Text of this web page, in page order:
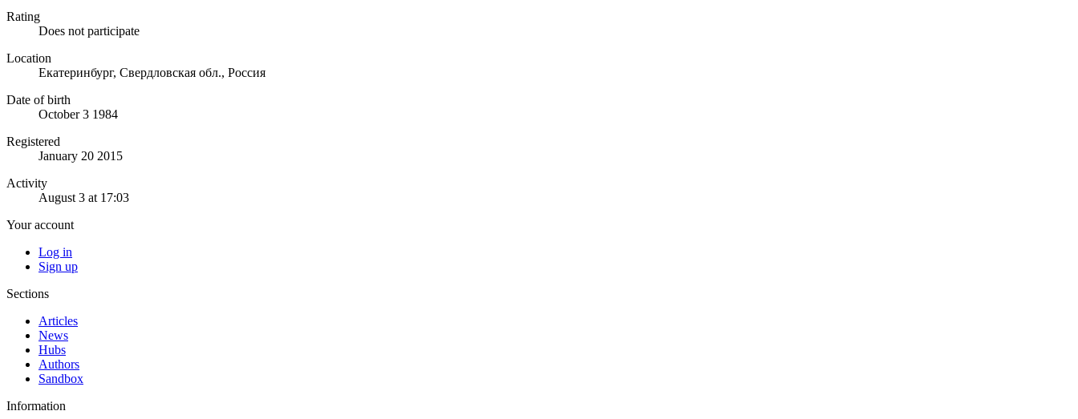
Rating
Does not participate
Location
Екатеринбург, Свердловская обл., Россия
Date of birth
October 3 1984
Registered
January 20 2015
Activity
August 3 at 17:03
Your account
Log in
Sign up
Sections
Articles
News
Hubs
Authors
Sandbox
Information